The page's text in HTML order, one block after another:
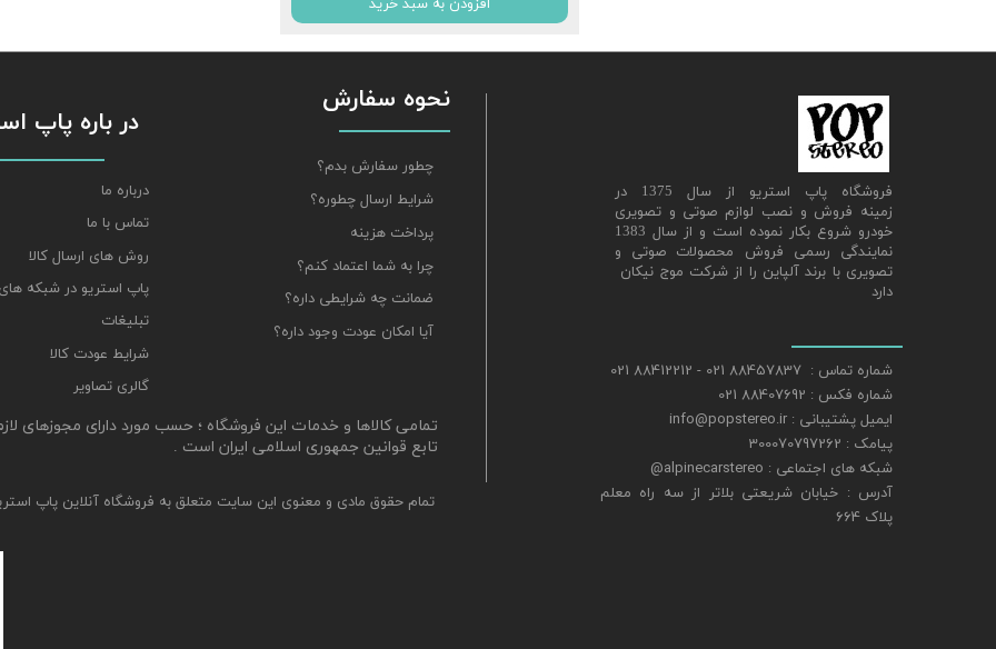
افزودن به سبد خرید
​فروشگاه پاپ استریو از سال 1375 در
زمینه فروش و نصب لوازم صوتی و تصویری
خودرو شروع بکار نموده است و از سال 1383
نمایندگی رسمی فروش محصولات صوتی و
تصویری با برند آلپاین را از شرکت موج نیکان
دارد
شماره تماس : 88457837 021 - 88412212 021
شماره فکس : 88407692 021
ایمیل پشتیبانی : info@popstereo.ir
پیامک : 300070797262
شبکه های اجتماعی : alpinecarstereo@
​​​​​​​آدرس : خیابان شریعتی بلاتر از سه راه معلم
پلاک 664
نحوه سفارش
چطور سفارش بدم؟
شرایط ارسال چطوره؟
پرداخت هزینه
چرا به شما اعتماد کنم؟
ضمانت چه شرایطی داره؟
آیا امکان عودت وجود داره؟
تمام حقوق مادی و معنوی این سایت متعلق به فروشگاه آنلاین پاپ
در باره پاپ
درباره ما
تماس با ما
روش های ارسال کالا
پاپ استریو در شبکه
تبلیغات
شرایط عودت کالا
گالری تصاویر
​تمامی کالاها و خدمات این فروشگاه ؛ حسب مورد دارای مجوزهای
تابع قوانین جمهوری اسلامی ایران است .